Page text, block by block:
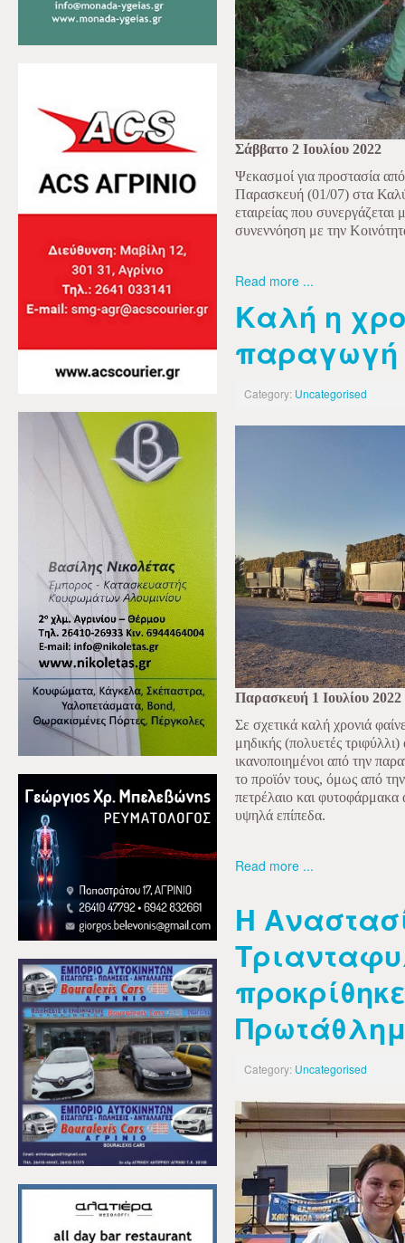
Σάββατο 2 Ιουλίου 2022
Ψεκασμοί για προστασία
Παρασκευή (01/07) στα
εταιρείας που
συνεννόηση με την
Read more ...
Καλή η
παραγωγή
Category: Uncategorised
Παρασκευή 1 Ιουλίου 2022
Σε σχετικά καλή χρονιά
μηδικής (πολυετές
ικανοποιημένοι από την
το προϊόν τους, όμως από
πετρέλαιο και φυτοφάρμακα
υψηλά επίπεδα.
Read more ...
Η
Category: Uncategorised